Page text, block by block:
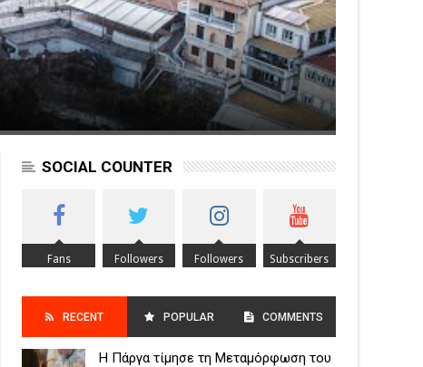
SOCIAL COUNTER
Fans Followers Followers Subscribers
RECENT POPULAR
POSTS
COMMENTS
Η Πάργα τίμησε τη Μεταμόρφωση του